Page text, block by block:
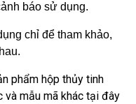
báo sử dụng.
chỉ để tham khảo,
phẩm hộp thủy tinh
mẫu mã khác tại đây